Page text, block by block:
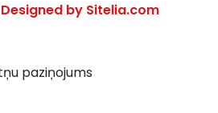
Designed by Sitelia.com
paziņojums